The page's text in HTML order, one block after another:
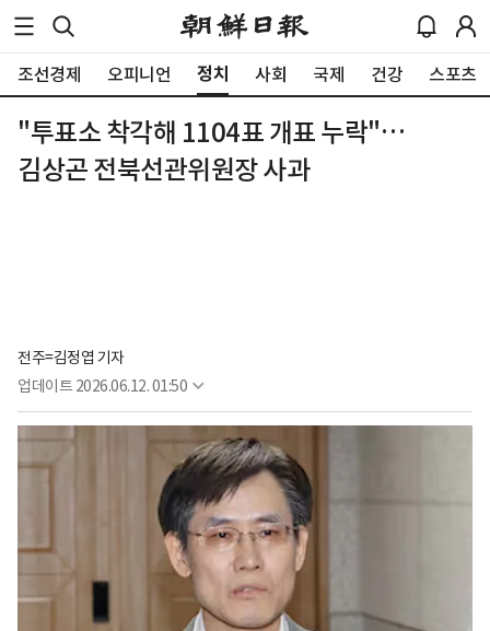
조선경제 오피니언 정치 사회 국제 건강 스포츠
"투표소 착각해 1104표 개표 누락"…
김상곤 전북선관위원장 사과
전주=김정엽 기자
업데이트 2026.06.12. 01:50